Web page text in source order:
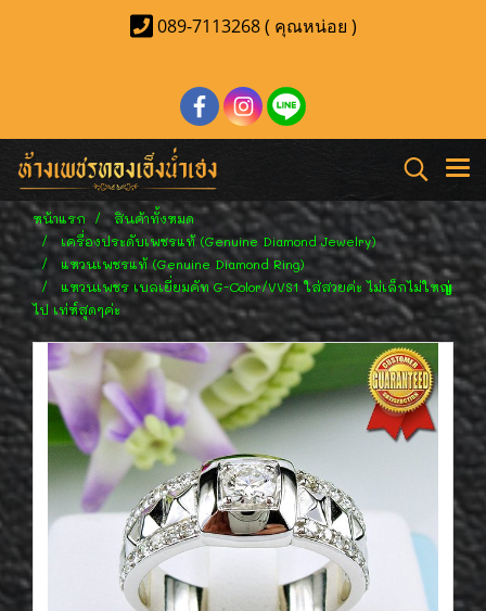
089-7113268 ( คุณหน่อย )
หน้าแรก
สินค้าทั้งหมด
เครื่องประดับเพชรแท้ (Genuine Diamond Jewelry)
แหวนเพชรแท้ (Genuine Diamond Ring)
แหวนเพชร เบลเยี่ยมคัท G-Color/VVS1 ใส่สวยค่ะ ไม่เล็กไม่ใหญ่
ไป เท่ห์สุดๆค่ะ